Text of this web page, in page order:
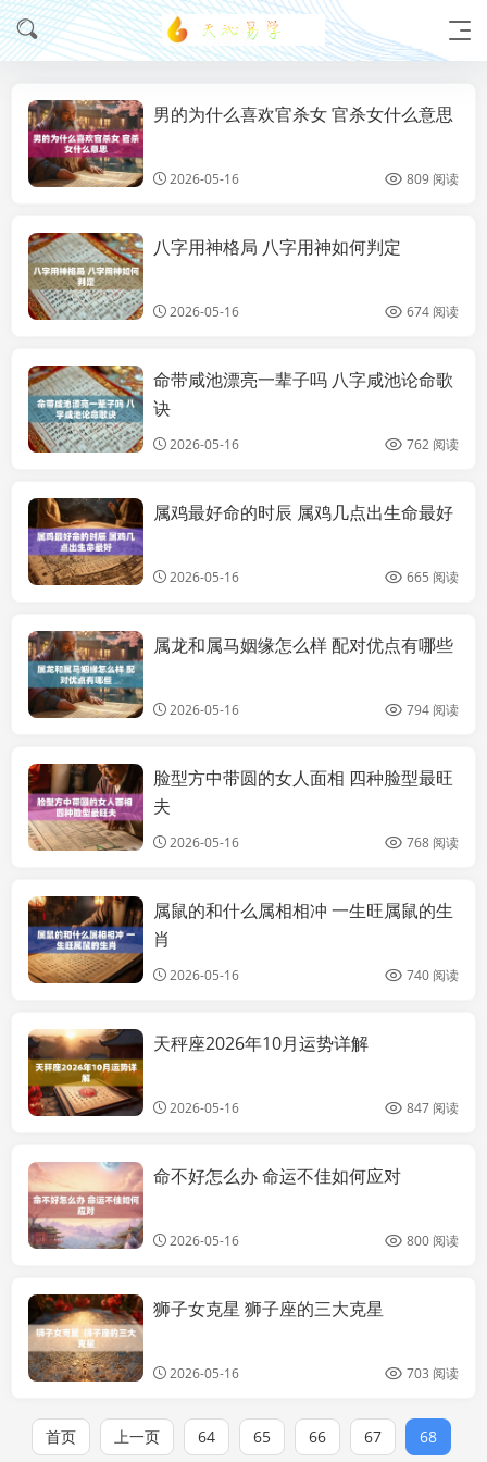
大全
男的为什么喜欢官杀女 官杀女什么意思
2026-05-16 809 阅读
大全
八字用神格局 八字用神如何判定
2026-05-16 674 阅读
大全
命带咸池漂亮一辈子吗 八字咸池论命歌
诀
2026-05-16 762 阅读
大全
属鸡最好命的时辰 属鸡几点出生命最好
2026-05-16 665 阅读
大全
属龙和属马姻缘怎么样 配对优点有哪些
2026-05-16 794 阅读
大全
脸型方中带圆的女人面相 四种脸型最旺
夫
2026-05-16 768 阅读
大全
属鼠的和什么属相相冲 一生旺属鼠的生
肖
2026-05-16 740 阅读
大全
天秤座2026年10月运势详解
2026-05-16 847 阅读
大全
命不好怎么办 命运不佳如何应对
2026-05-16 800 阅读
大全 狮子女克星 狮子座的三大克星
2026-05-16 703 阅读
首页 上一页 64 65 66 67 68